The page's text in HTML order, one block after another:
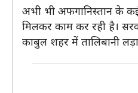
अभी भी अफगानिस्तान के
मिलकर काम कर रही है।
काबुल शहर में तालिबानी